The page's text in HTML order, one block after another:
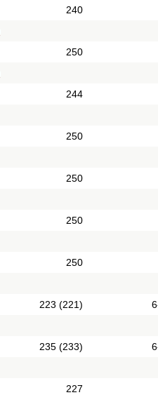
240
250
244
250
250
250
250
223 (221)
235 (233)
227